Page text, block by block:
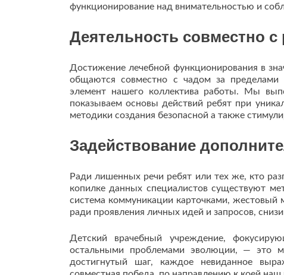
функционирование над внимательностью и
Деятельность совместно
Достижение лечебной функционирования в
общаются совместно с чадом за пределами
элемент нашего коллектива работы. Мы
показываем основы действий ребят при
методики создания безопасной а также
Задействование
Ради лишенных речи ребят или тех же, кто
копилке данных специалистов существуют
система коммуникации карточками,
ради проявления личных идей и запросов,
Детский врачебный учреждение,
остальными проблемами эволюции, — это
достигнутый шаг, каждое невиданное